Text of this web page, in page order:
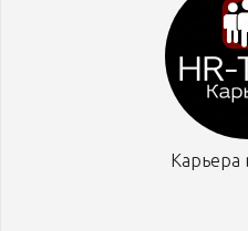
Карьера